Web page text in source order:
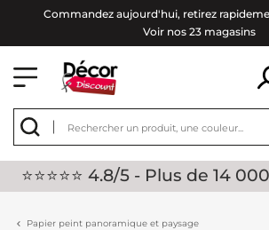
Commandez aujourd'hui, retirez
Voir nos 23 magasins
⭐⭐⭐⭐⭐ 4.8/5 - Plus de 14
Papier peint panoramique et paysage